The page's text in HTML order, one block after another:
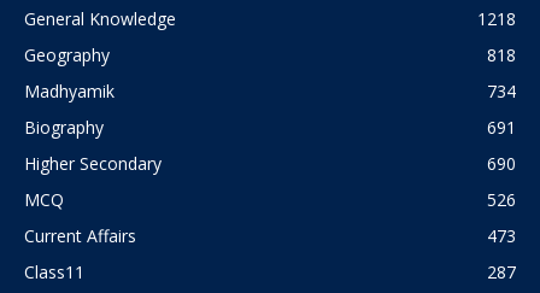
General Knowledge
1218
Geography
818
Madhyamik
734
Biography
691
Higher Secondary
690
MCQ
526
Current Affairs
473
Class11
287